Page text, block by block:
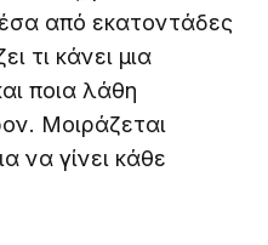
από εκατοντάδες
τι κάνει μια
ποια λάθη
Μοιράζεται
να γίνει κάθε